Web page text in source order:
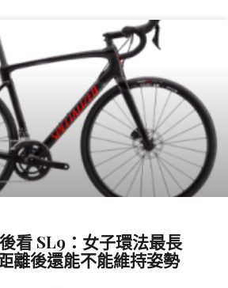
看 SL9：女子環法最長
離後還能不能維持姿勢